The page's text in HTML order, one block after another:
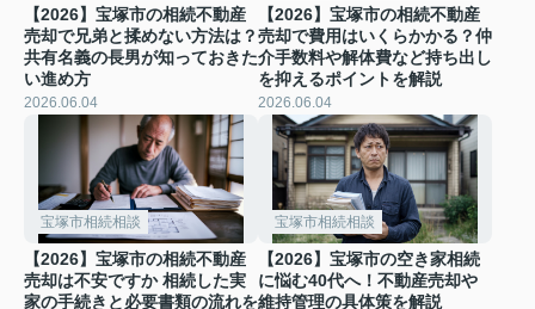
【2026】宝塚市の相続不動産
売却で兄弟と揉めない方法は？
共有名義の長男が知っておきた
い進め方
2026.06.04
【2026】宝塚市の相続不動産
売却で費用はいくらかかる？仲
介手数料や解体費など持ち出し
を抑えるポイントを解説
2026.06.04
宝塚市相続相談
【2026】宝塚市の相続不動産
売却は不安ですか 相続した実
家の手続きと必要書類の流れを
宝塚市相続相談
【2026】宝塚市の空き家相続
に悩む40代へ！不動産売却や
維持管理の具体策を解説